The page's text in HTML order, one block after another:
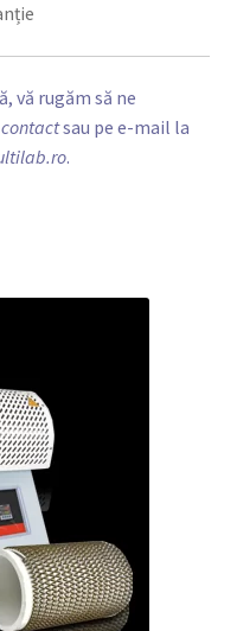
vă rugăm să ne
sau pe e-mail la
.